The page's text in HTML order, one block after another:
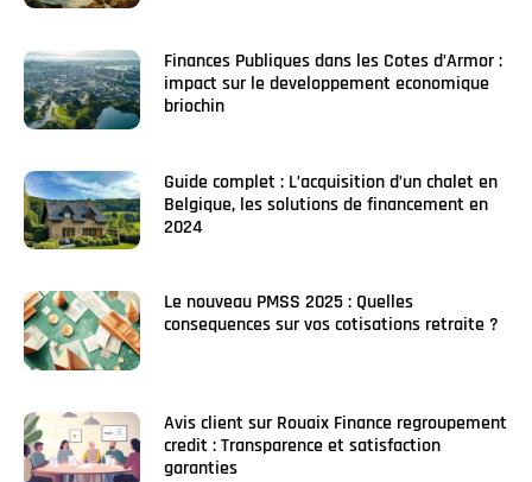
Finances Publiques dans les Cotes d’Armor :
impact sur le developpement economique
briochin
Guide complet : L’acquisition d’un chalet en
Belgique, les solutions de financement en
2024
Le nouveau PMSS 2025 : Quelles
consequences sur vos cotisations retraite ?
Avis client sur Rouaix Finance regroupement
credit : Transparence et satisfaction
garanties